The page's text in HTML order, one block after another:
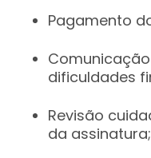
Pagamento
dificuldades
Revisão
da assinatura;